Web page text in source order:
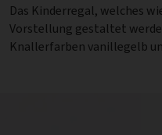
Das Kinderregal, welches
Vorstellung gestaltet
Knallerfarben vanillegelb